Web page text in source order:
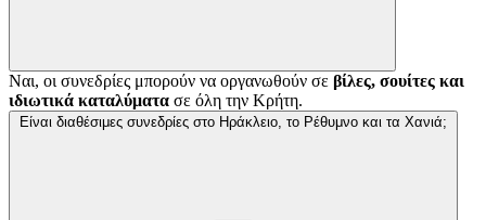
Ναι, οι συνεδρίες μπορούν να οργανωθούν σε βίλες, σουίτες και
ιδιωτικά καταλύματα σε όλη την Κρήτη.
Είναι διαθέσιμες συνεδρίες στο Ηράκλειο, το Ρέθυμνο και τα Χανιά;